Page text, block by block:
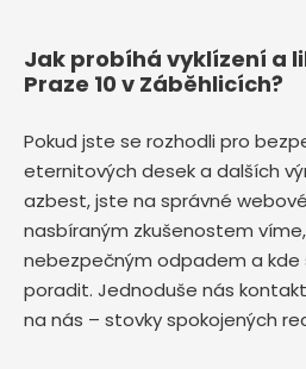
Jak probíhá vyklízení a
Praze 10 v Záběhlicích?
Pokud jste se rozhodli pro
eternitových desek a dalších
azbest, jste na správné
nasbíraným zkušenostem
nebezpečným odpadem a kde
poradit. Jednoduše nás
na nás – stovky spokojených